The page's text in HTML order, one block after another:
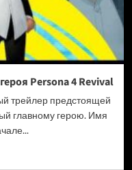
Persona 4 Revival
трейлер предстоящей
главному герою. Имя